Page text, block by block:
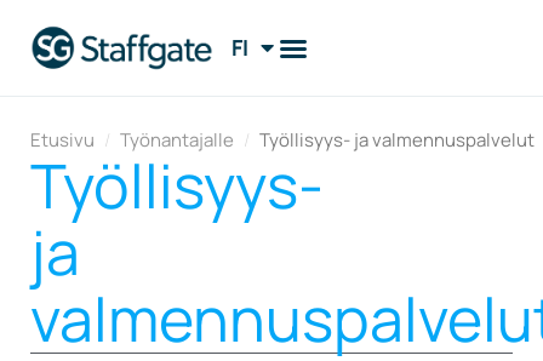
FI
EN
Etusivu / Työnantajalle / Työllisyys- ja valmennuspalvelut
Työllisyys-
ja